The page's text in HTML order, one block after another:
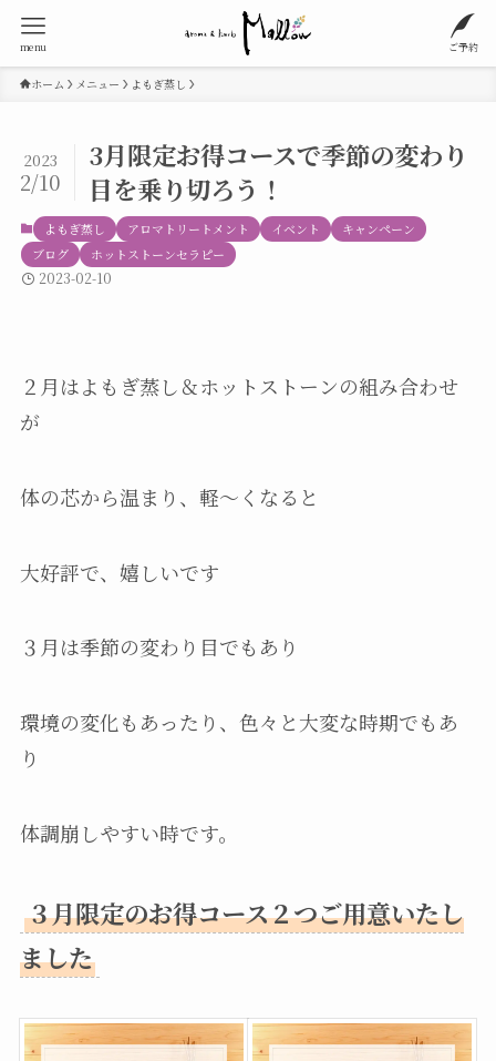
ご予約
menu
ホーム メニュー よもぎ蒸し
3月限定お得コースで季節の変わり
目を乗り切ろう！
2023
2/10
よもぎ蒸し アロマトリートメント イベント
キャンペーン
ブログ
ホットストーンセラピー
2023-02-10
２月はよもぎ蒸し＆ホットストーンの組み合わせ
が
体の芯から温まり、軽〜くなると
大好評で、嬉しいです
３月は季節の変わり目でもあり
環境の変化もあったり、色々と大変な時期でもあ
り
体調崩しやすい時です。
３月限定のお得コース２つご用意いたし
ました